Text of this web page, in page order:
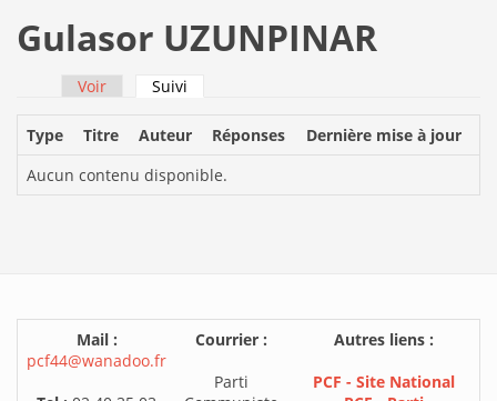
Gulasor UZUNPINAR
Onglets principaux
Voir Suivi
Type Titre Auteur Réponses
Dernière mise à jour
Aucun contenu disponible.
Mail :
pcf44@wanadoo.fr
Courrier :
Parti
Autres liens :
PCF - Site National